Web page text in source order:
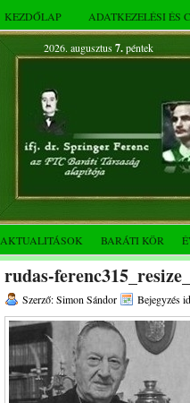
KEZDŐLAP ADATKEZELÉSI ÉS
2026. augusztus 7.péntek
AKTUALITÁSOK BARÁTI KÖR
rudas-
Szerző: Simon Sándor Bejegyzés